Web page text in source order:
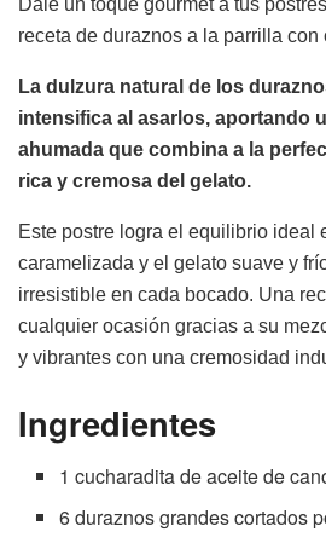
Dale un toque gourmet a tus
receta de duraznos a la parrilla con
La dulzura natural de los
intensifica al asarlos, aportando
ahumada que combina a la
rica y cremosa del gelato.
Este postre logra el equilibrio ideal
caramelizada y el gelato suave y
irresistible en cada bocado. Una
cualquier ocasión gracias a su
y vibrantes con una cremosidad
Ingredientes
1 cucharadita de aceite de
6 duraznos grandes cortados